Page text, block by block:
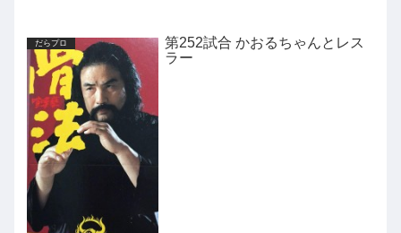
だらプロ
第252試合 かおるちゃんとレス
ラー